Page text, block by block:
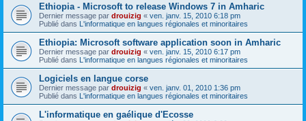
Ethiopia - Microsoft to release Windows 7 in Amharic
Dernier message par drouizig « ven. janv. 15, 2010 6:18 pm
Publié dans L'informatique en langues régionales et minoritaires
Ethiopia: Microsoft software application soon in Amharic
Dernier message par drouizig « ven. janv. 15, 2010 6:17 pm
Publié dans L'informatique en langues régionales et minoritaires
Logiciels en langue corse
Dernier message par drouizig « ven. janv. 01, 2010 1:36 pm
Publié dans L'informatique en langues régionales et minoritaires
L'informatique en gaélique d'Ecosse